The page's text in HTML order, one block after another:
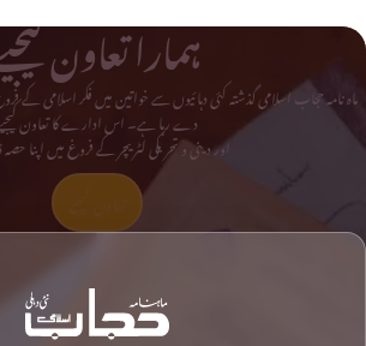
ہمارا تعاون
ماہ نامہ حجاب اسلامی گذشتہ کئی دہائیوں سے خواتین میں فکر اسلامی
دے رہا ہے۔ اس ادارے کا تعاون
اور دینی و تحریکی لٹریچر کے فروغ میں اپنا